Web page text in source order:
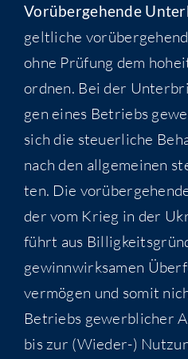
Vor­über­ge­hen­de
gelt­li­che
ohne Prü­fung dem
ord­nen. Bei der
gen eines Betriebs
sich die steu­er­li­che
nach den all­ge­mei­nen
ten. Die
der vom Krieg in der
führt aus
gewinn­wirk­sa­men
ver­mö­gen und somit
Betriebs gewerb­li­cher
bis zur (Wie­der-)